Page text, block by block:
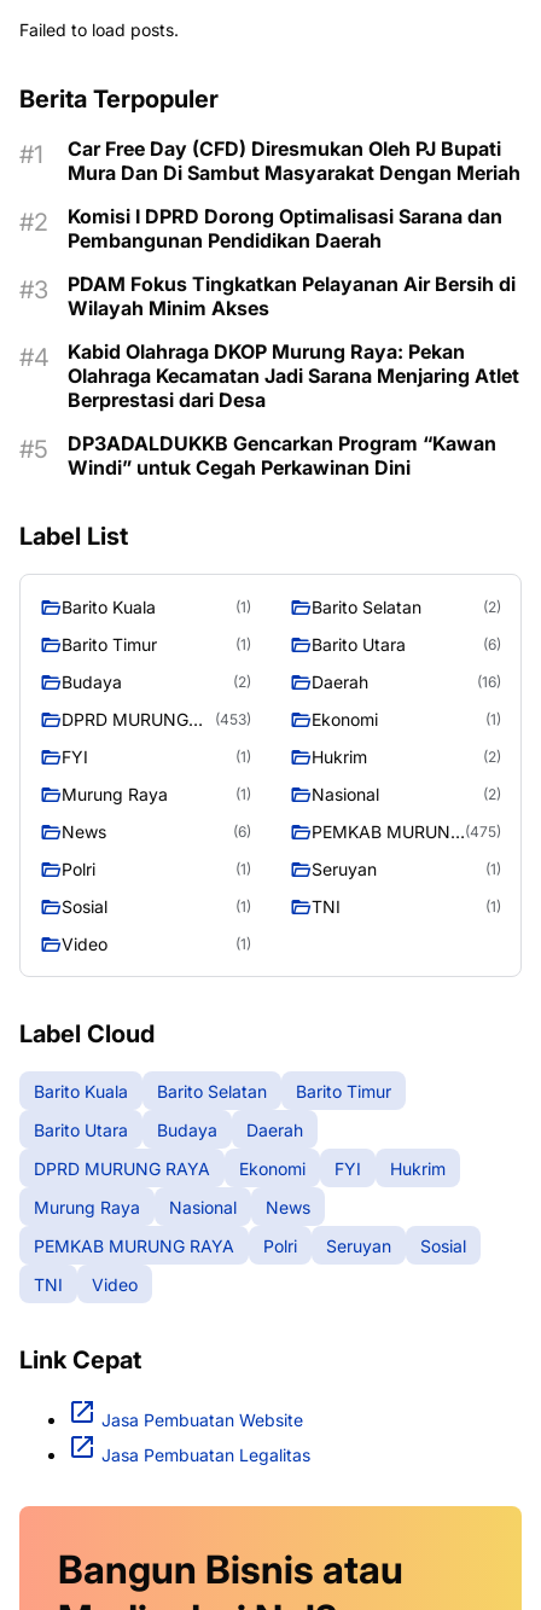
Failed to load posts.
Berita Terpopuler
Car Free Day (CFD) Diresmukan Oleh PJ Bupati
Mura Dan Di Sambut Masyarakat Dengan Meriah
Komisi I DPRD Dorong Optimalisasi Sarana dan
Pembangunan Pendidikan Daerah
PDAM Fokus Tingkatkan Pelayanan Air Bersih di
Wilayah Minim Akses
Kabid Olahraga DKOP Murung Raya: Pekan
Olahraga Kecamatan Jadi Sarana Menjaring Atlet
Berprestasi dari Desa
DP3ADALDUKKB Gencarkan Program “Kawan
Windi” untuk Cegah Perkawinan Dini
Label List
Barito Kuala (1) Barito Selatan (2)
Barito Timur (1) Barito Utara (6)
Budaya (2) Daerah (16)
DPRD MURUNG
(453) Ekonomi (1)
FYI (1) Hukrim (2)
Murung Raya (1) Nasional (2)
News (6)
PEMKAB MURUNG (475)
Polri (1) Seruyan (1)
Sosial (1) TNI (1)
Video (1)
Label Cloud
Barito Kuala Barito Selatan
Barito Timur
Barito Utara
Budaya
Daerah
DPRD MURUNG RAYA
Ekonomi FYI
Hukrim
Murung Raya
Nasional
News
PEMKAB MURUNG RAYA
Polri Seruyan
Sosial
TNI
Video
Link Cepat
Jasa Pembuatan Website
Jasa Pembuatan Legalitas
Bangun Bisnis atau